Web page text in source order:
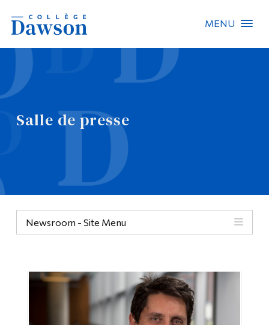
MENU
Salle de presse
Newsroom - Site Menu
Recherche sur le site
Recherche de personnes
EN
Omnivox
Liens rapides
Outils
Liens